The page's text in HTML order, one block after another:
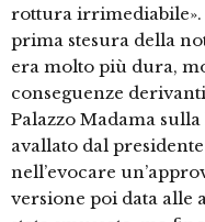
rottura
prima stesura della
era molto più dura,
conseguenze
Palazzo Madama
avallato dal
nell’evocare
versione poi data alle